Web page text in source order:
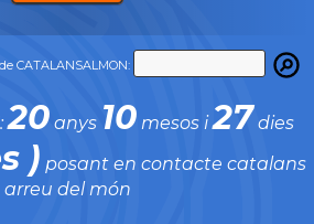
CATALANSALMON:
20 anys 10 mesos i27 dies
) posant en contacte catalans
arreu del món